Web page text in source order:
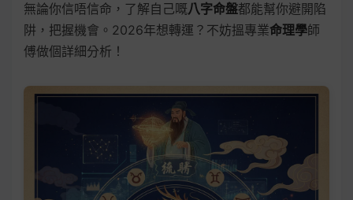
無論你信唔信命，了解自己嘅八字命盤都能幫你避開陷
阱，把握機會。2026年想轉運？不妨搵專業命理學師
傅做個詳細分析！